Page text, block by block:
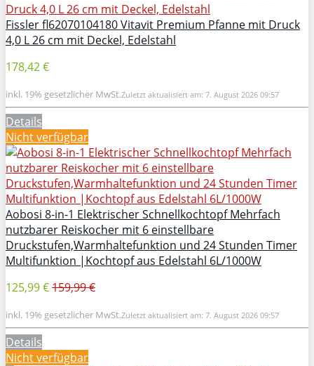
Fissler fl62070104180 Vitavit Premium Pfanne mit Druck
4,0 L 26 cm mit Deckel, Edelstahl
178,42 €
inkl. 19% gesetzlicher MwSt.Zuletzt aktualisiert am: 7. August 2026 09:57
Details
Nicht verfügbar
Aobosi 8-in-1 Elektrischer Schnellkochtopf Mehrfach
nutzbarer Reiskocher mit 6 einstellbare
Druckstufen,Warmhaltefunktion und 24 Stunden Timer
Multifunktion |Kochtopf aus Edelstahl 6L/1000W
125,99 €159,99 €
inkl. 19% gesetzlicher MwSt.Zuletzt aktualisiert am: 7. August 2026 09:57
Details
Nicht verfügbar